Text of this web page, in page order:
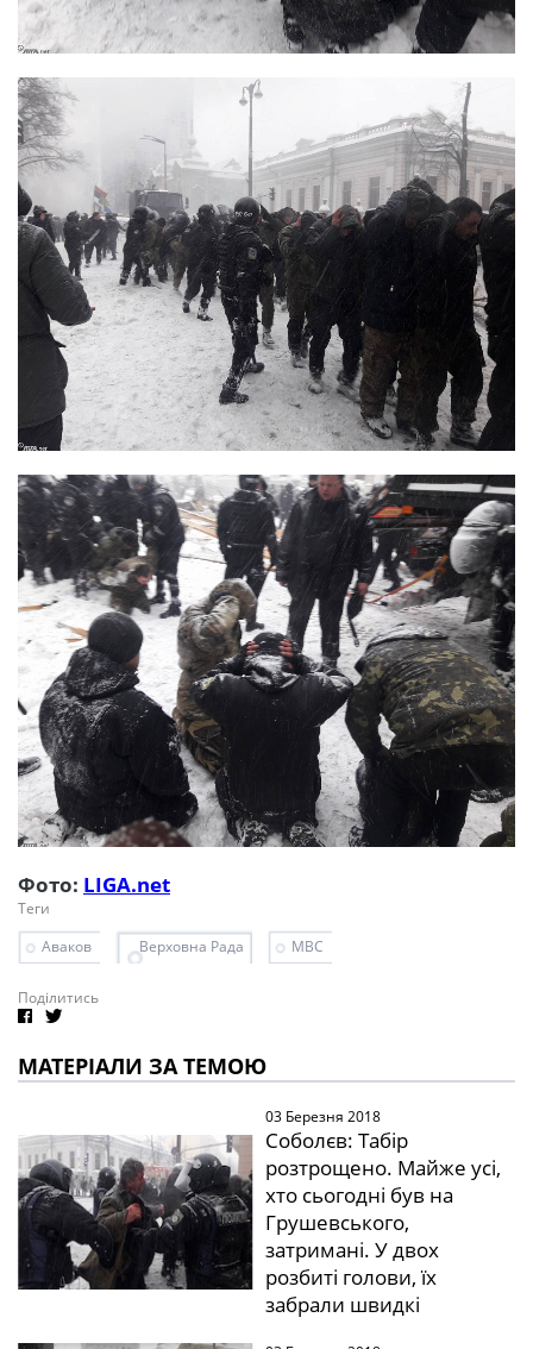
Фото: LIGA.net
Теги
Аваков
Верховна Рада МВС
Поділитись
МАТЕРІАЛИ ЗА ТЕМОЮ
03 Березня 2018
Соболєв: Табір
розтрощено. Майже усі,
хто сьогодні був на
Грушевського,
затримані. У двох
розбиті голови, їх
забрали швидкі